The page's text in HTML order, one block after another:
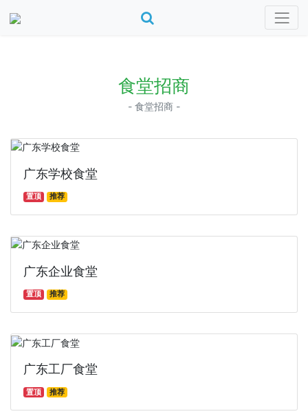
食堂招商
- 食堂招商 -
广东学校食堂
置顶 推荐
广东企业食堂
置顶 推荐
广东工厂食堂
置顶 推荐